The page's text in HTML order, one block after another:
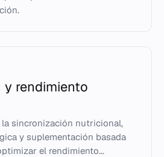
rendimiento
sincronización nutricional,
y suplementación basada
el rendimiento...